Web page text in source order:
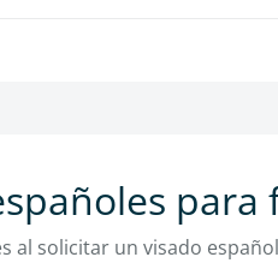
para
al solicitar un visado